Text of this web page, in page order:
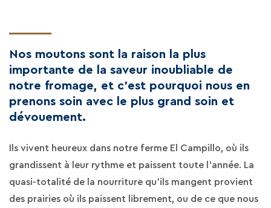
Nos moutons sont la raison la plus
importante de la saveur inoubliable de
notre fromage, et c'est pourquoi nous en
prenons soin avec le plus grand soin et
dévouement.
Ils vivent heureux dans notre ferme El Campillo, où ils
grandissent à leur rythme et paissent toute l'année. La
quasi-totalité de la nourriture qu'ils mangent provient
des prairies où ils paissent librement, ou de ce que nous